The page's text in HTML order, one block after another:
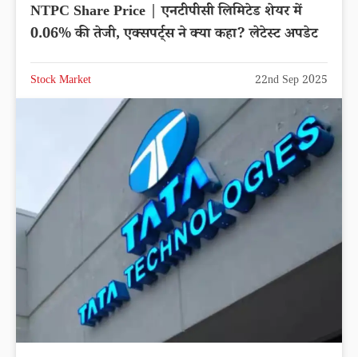
NTPC Share Price | एनटीपीसी लिमिटेड शेयर में
0.06% की तेजी, एक्सपर्ट्स ने क्या कहा? लेटेस्ट अपडेट
Stock Market 22nd Sep 2025